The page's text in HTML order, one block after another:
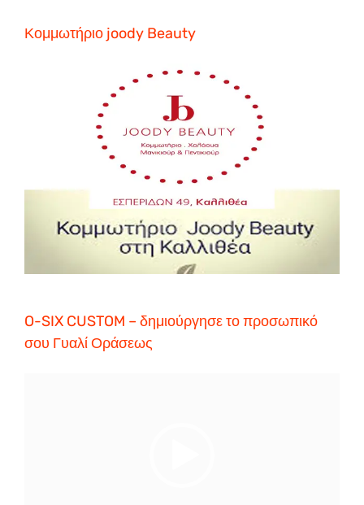
Κομμωτήριο joody Beauty
O-SIX CUSTOM – δημιούργησε το προσωπικό
σου Γυαλί Οράσεως